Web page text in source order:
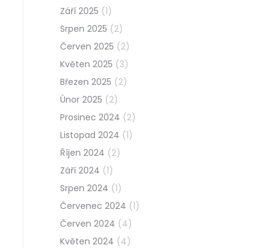
Září 2025 (1)
Srpen 2025 (2)
Červen 2025 (2)
Květen 2025 (3)
Březen 2025 (2)
Únor 2025 (2)
Prosinec 2024 (2)
Listopad 2024 (1)
Říjen 2024 (2)
Září 2024 (1)
Srpen 2024 (1)
Červenec 2024 (1)
Červen 2024 (4)
Květen 2024 (4)